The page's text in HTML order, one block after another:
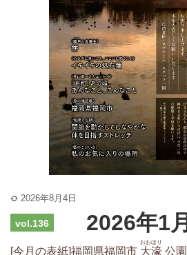
2026年8月4日
vol.136 2026年1月
[今月の表紙]福岡県福岡市 大濠
おおほり
公園